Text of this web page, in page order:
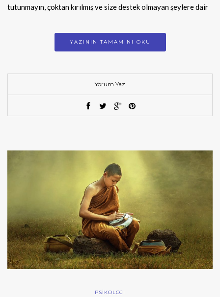
tutunmayın, çoktan kırılmış ve size destek olmayan şeylere dair
YAZININ TAMAMINI OKU
Yorum Yaz
PSİKOLOJİ